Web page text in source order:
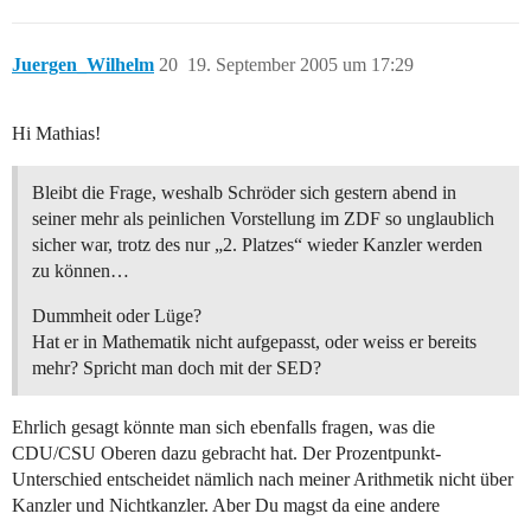
Juergen_Wilhelm 19. September 2005 um 17:29
20
Hi Mathias!
Bleibt die Frage, weshalb Schröder sich gestern abend in
seiner mehr als peinlichen Vorstellung im ZDF so unglaublich
sicher war, trotz des nur „2. Platzes“ wieder Kanzler werden
zu können…
Dummheit oder Lüge?
Hat er in Mathematik nicht aufgepasst, oder weiss er bereits
mehr? Spricht man doch mit der SED?
Ehrlich gesagt könnte man sich ebenfalls fragen, was die
CDU/CSU Oberen dazu gebracht hat. Der Prozentpunkt-
Unterschied entscheidet nämlich nach meiner Arithmetik nicht über
Kanzler und Nichtkanzler. Aber Du magst da eine andere